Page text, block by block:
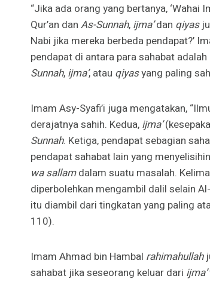
“Jika ada orang yang bertanya, ‘Wahai
Qur’an dan As-Sunnah, ijma’dan qiyas
Nabi jika mereka berbeda pendapat?’
pendapat di antara para sahabat
Sunnah, ijma’, atau qiyasyang paling
Imam Asy-Syafi’i juga mengatakan,
derajatnya sahih. Kedua, ijma’
Sunnah. Ketiga, pendapat sebagian
pendapat sahabat lain yang
wa sallamdalam suatu masalah.
diperbolehkan mengambil dalil selain Al-
itu diambil dari tingkatan yang paling
110).
Imam Ahmad bin Hambal rahimahullah
sahabat jika seseorang keluar dari ijma’